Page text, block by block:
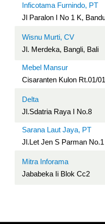
Inficotama Furnindo, PT
Jl Paralon I No 1 K,
Wisnu Murti, CV
Jl. Merdeka, Bangli, Bali
Mebel Mansur
Cisaranten Kulon Rt.01/01
Delta
Jl.Sdatria Raya I No.8
Sarana Laut Jaya, PT
Jl.Let Jen S Parman No.1
Mitra Inforama
Jababeka Ii Blok Cc2